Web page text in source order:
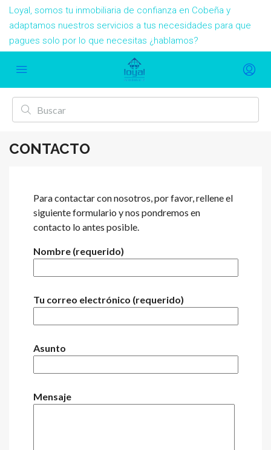
Loyal, somos tu inmobiliaria de confianza en Cobeña y
adaptamos nuestros servicios a tus necesidades para que
pagues solo por lo que necesitas ¿hablamos?
CONTACTO
Para contactar con nosotros, por favor, rellene el
siguiente formulario y nos pondremos en
contacto lo antes posible.
Nombre (requerido)
Tu correo electrónico (requerido)
Asunto
Mensaje